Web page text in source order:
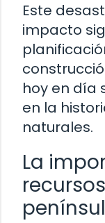
Este
impacto
hoy en día
en la
naturales.
La